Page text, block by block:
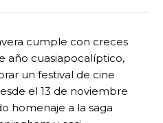
cumple con creces
año cuasiapocalíptico,
un festival de cine
el 13 de noviembre
homenaje a la saga